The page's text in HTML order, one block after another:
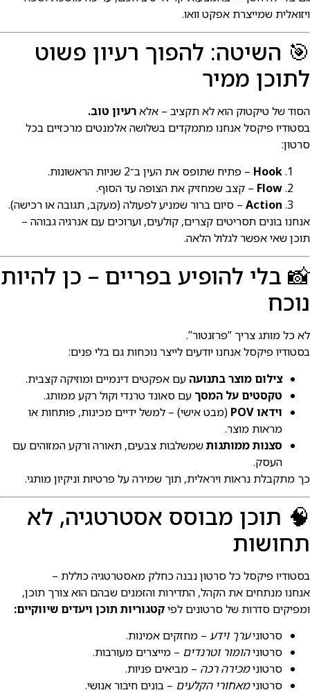
ויזואלית שמייצרת אפקט וואו.
🎯 השיטה: להפוך רעיון פשוט
לתוכן ממיר
הסוד של טיקטוק הוא לא תקציב – אלארעיון טוב.
בסטודיו פיקסל אנחנו מתמקדים בשלושה אלמנטים מרכזיים בכל
סרטון:
Hook – פתיח שתופס את העין ב־2 שניות הראשונות.
Flow – קצב שמחזיק את הצופה עד הסוף.
Action– סיום ברור שמניע לפעולה (מעקב, תגובה או רכישה).
אנחנו בונים תסריטים קצרים, קולעים, וערוכים עם אנרגיה גבוהה –
תוכן שאי אפשר לגלול הלאה.
📸 בלי להופיע בפריים – כן להיות
נוכח
לא כל מותג צריך “פרזנטור”.
בסטודיו פיקסל אנחנו יודעים לייצר נוכחות גם בלי פנים:
צילום מוצר בתנועהעם אפקטים דינמיים ומוזיקה קצבית.
טקסטים על המסךעם סאונד טרנדי וקול רקע ממותג.
וידאו POV
(מבט אישי) – למשל ידיים מכינות, פותחות או
מראות מוצר.
סצנות ממותגותשמשלבות צבעים, תאורה ורקע המזוהים עם
העסק.
כך מתקבלת נראות ויראלית, תוך שמירה על פרטיות וניקיון מותגי.
🧠 תוכן מבוסס אסטרטגיה, לא
תחושות
בסטודיו פיקסל כל סרטון נבנה כחלק מאסטרטגיה כוללת –
אנחנו מנתחים את הקהל, התדירות והזמנים שבהם הוא צורך תוכן,
ומפיקים סדרות של סרטונים לפיקטגוריות תוכן ויעדים שיווקיים:
סרטוניערך וידע– מחזקים אמינות.
סרטוניהומור וטרנדים – מייצרים מעורבות.
סרטונימכירה רכה – מביאים פניות.
סרטונימאחורי הקלעים – בונים חיבור אנושי.